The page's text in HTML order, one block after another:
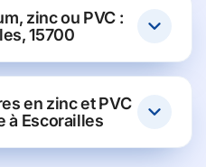
zinc ou PVC :
15700
en zinc et PVC
à Escorailles